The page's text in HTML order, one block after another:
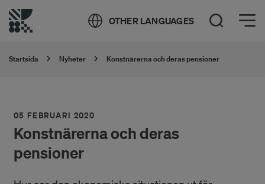
OTHER LANGUAGES Öppna sök
Öppna meny
Startsida Nyheter Konstnärerna och deras pensioner
05 FEBRUARI 2020
Konstnärerna och deras
pensioner